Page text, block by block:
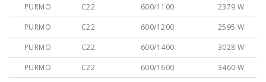
PURMO
C22 600/1100
2379 W
PURMO
C22 600/1200
2595 W
PURMO
C22 600/1400
3028 W
PURMO
C22 600/1600
3460 W